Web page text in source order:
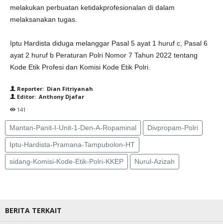
melakukan perbuatan ketidakprofesionalan di dalam
melaksanakan tugas.
Iptu Hardista diduga melanggar Pasal 5 ayat 1 huruf c, Pasal 6
ayat 2 huruf b Peraturan Polri Nomor 7 Tahun 2022 tentang
Kode Etik Profesi dan Komisi Kode Etik Polri.
Reporter: Dian Fitriyanah
Editor: Anthony Djafar
141
Mantan-Panit-I-Unit-1-Den-A-Ropaminal Divpropam-Polri
Iptu-Hardista-Pramana-Tampubolon-HT
sidang-Komisi-Kode-Etik-Polri-KKEP Nurul-Azizah
BERITA TERKAIT